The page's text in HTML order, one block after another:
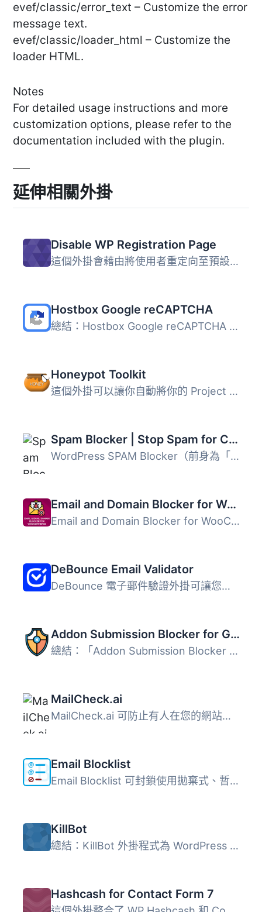
evef/classic/error_text – Customize the error
message text.
evef/classic/loader_html – Customize the
loader HTML.
Notes
For detailed usage instructions and more
customization options, please refer to the
documentation included with the plugin.
延伸相關外掛
Disable WP Registration Page
這個外掛會藉由將使用者重定向至預設的 WP 登入頁面，來停用 ...
Hostbox Google reCAPTCHA
總結：Hostbox Google reCAPTCHA 是 WordPress 最直接且功能...
Honeypot Toolkit
這個外掛可以讓你自動將你的 Project Honeypot 連結插入所有...
Spam Blocker | Stop Spam for Contact Form 7, WP Forms and Formidable Forms
WordPress SPAM Blocker（前身為「Contact Form 7 Manual Spa...
Email and Domain Blocker for WooCommerce
Email and Domain Blocker for WooCommerce 是一款專為 WooCo...
DeBounce Email Validator
DeBounce 電子郵件驗證外掛可讓您在所有 WordPress 表單上驗...
Addon Submission Blocker for Gravityforms
總結：「Addon Submission Blocker for Gravityforms」外掛可...
MailCheck.ai
MailCheck.ai 可防止有人在您的網站註冊或留言時使用一次性電...
Email Blocklist
Email Blocklist 可封鎖使用拋棄式、暫時性或不受歡迎網域的...
KillBot
總結：KillBot 外掛程式為 WordPress 使用外部 KillBot 服務...
Hashcash for Contact Form 7